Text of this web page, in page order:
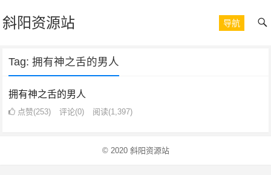
斜阳资源站 导航
Tag:拥有神之舌的男人
拥有神之舌的男人
点赞(253) 评论(0) 阅读(1,397)
© 2020 斜阳资源站